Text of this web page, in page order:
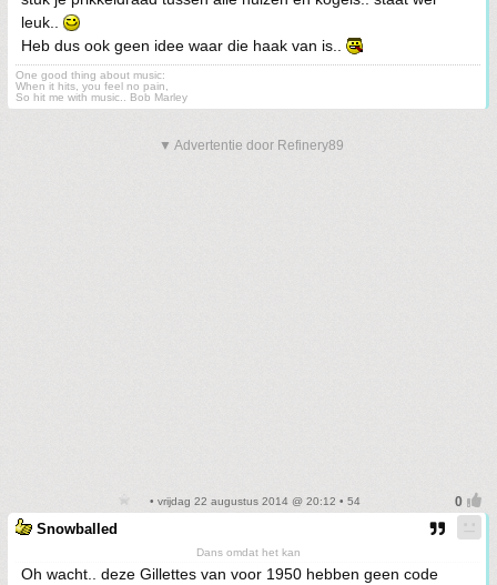
leuk..
Heb dus ook geen idee waar die haak van is..
One good thing about music:
When it hits, you feel no pain,
So hit me with music.. Bob Marley
▼ Advertentie door Refinery89
• vrijdag 22 augustus 2014 @ 20:12 • 54
Snowballed
Dans omdat het kan
Oh wacht.. deze Gillettes van voor 1950 hebben geen code